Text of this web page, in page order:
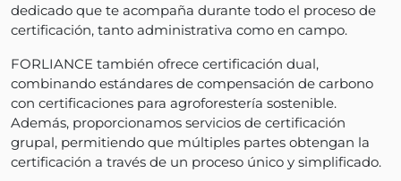
dedicado que te acompaña durante todo el proceso de
certificación, tanto administrativa como en campo.
FORLIANCE también ofrece certificación dual,
combinando estándares de compensación de carbono
con certificaciones para agroforestería sostenible.
Además, proporcionamos servicios de certificación
grupal, permitiendo que múltiples partes obtengan la
certificación a través de un proceso único y simplificado.